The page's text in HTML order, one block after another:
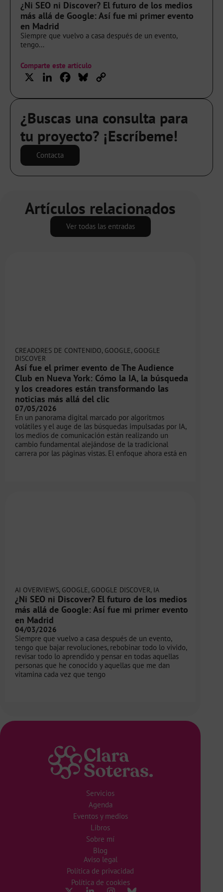
¿Ni SEO ni Discover? El futuro de los medios
más allá de Google: Así fue mi primer evento
en Madrid
Siempre que vuelvo a casa después de un evento,
tengo...
Comparte este artículo
LinkedInFacebook
Bluesky
¿Buscas una consulta para
tu proyecto? ¡Escríbeme!
Contacta
Artículos relacionados
Ver todas las entradas
CREADORES DE CONTENIDO, GOOGLE, GOOGLE
DISCOVER
Así fue el primer evento de The Audience
Club en Nueva York: Cómo la IA, la búsqueda
y los creadores están transformando las
noticias más allá del clic
07/05/2026
En un panorama digital marcado por algoritmos
volátiles y el auge de las búsquedas impulsadas por IA,
los medios de comunicación están realizando un
cambio fundamental alejándose de la tradicional
carrera por las páginas vistas. El enfoque ahora está en
AI OVERVIEWS, GOOGLE, GOOGLE DISCOVER, IA
¿Ni SEO ni Discover? El futuro de los medios
más allá de Google: Así fue mi primer evento
en Madrid
04/03/2026
Siempre que vuelvo a casa después de un evento,
tengo que bajar revoluciones, rebobinar todo lo vivido,
revisar todo lo aprendido y pensar en todas aquellas
personas que he conocido y aquellas que me dan
vitamina cada vez que tengo
Servicios
Agenda
Eventos y medios
Libros
Sobre mí
Blog
Aviso legal
Política de privacidad
Política de cookies